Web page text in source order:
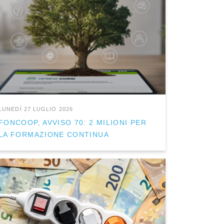
27 LUGLIO 2026
AVVISO 70: 2 MILIONI PER
FORMAZIONE CONTINUA